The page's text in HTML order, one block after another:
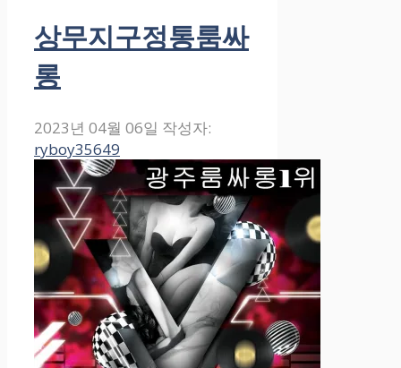
상무지구정통룸싸
롱
2023년 04월 06일 작성자:
ryboy35649